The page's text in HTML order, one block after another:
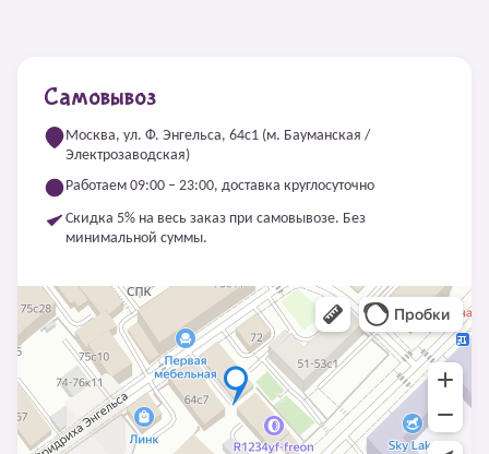
Самовывоз
Москва, ул. Ф. Энгельса, 64с1 (м. Бауманская /
Электрозаводская)
Работаем 09:00 – 23:00, доставка круглосуточно
Скидка 5% на весь заказ при самовывозе. Без
минимальной суммы.